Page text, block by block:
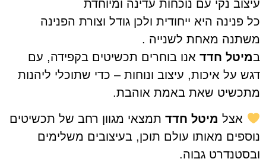
נקי עם נוכחות עדינה ומיוחדת
היא ייחודית ולכן גודל וצורת הפנינה
מאחת לשנייה .
חדדאנו בוחרים תכשיטים בקפידה, עם
על איכות, עיצוב ונוחות – כדי שתוכלי ליהנות
שאת באמת אוהבת.
אצלמיטל חדדתמצאי מגוון רחב של תכשיטים
מאותו עולם תוכן, בעיצובים משלימים
גבוה.